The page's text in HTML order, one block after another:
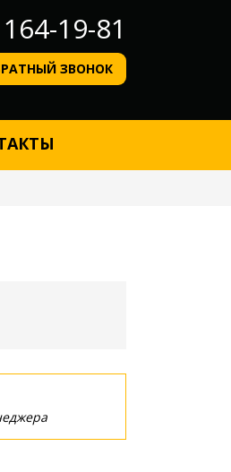
19-81
ЗВОНОК